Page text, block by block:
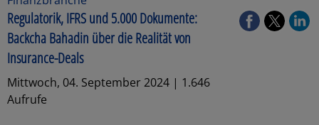
Regulatorik, IFRS und 5.000 Dokumente:
Backcha Bahadin über die Realität von
Insurance-Deals
Mittwoch, 04. September 2024 | 1.646
Aufrufe